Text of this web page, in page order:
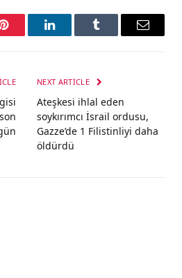
Pinterest LinkedInTumblr Email
NEXT ARTICLE
Ateşkesi ihlal eden
soykırımcı İsrail ordusu,
Gazze’de 1 Filistinliyi daha
öldürdü